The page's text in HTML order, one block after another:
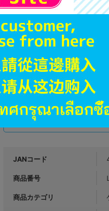
A
状態 :A
郡山店
JANコード
商品番号
商品カテゴリ